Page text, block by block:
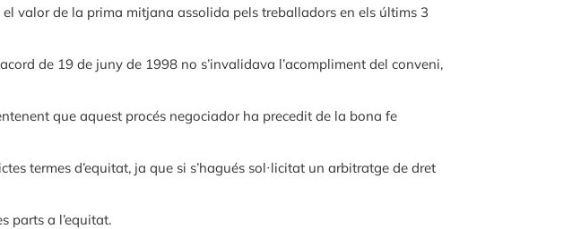
valor de la prima mitjana assolida pels treballadors en els últims 3
de 19 de juny de 1998 no s’invalidava l’acompliment del conveni,
que aquest procés negociador ha precedit de la bona fe
termes d’equitat, ja que si s’hagués sol·licitat un arbitratge de dret
parts a l’equitat.